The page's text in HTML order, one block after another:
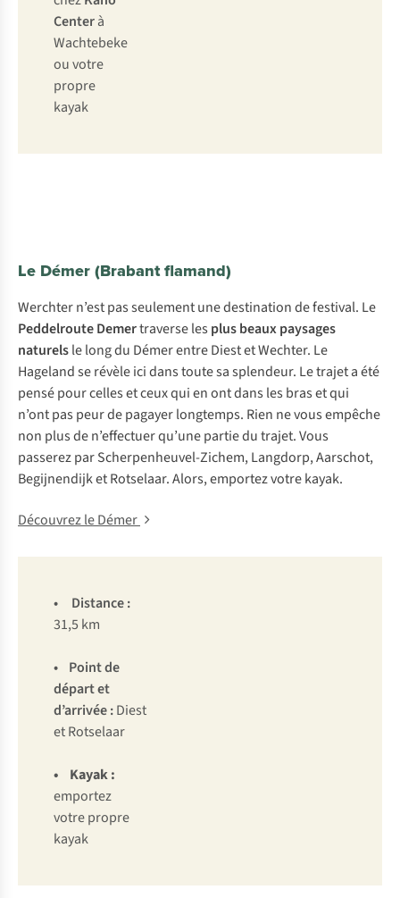
Centerà
Wachtebeke
ou votre
propre
kayak
Le Démer (Brabant flamand)
Werchter n’est pas seulement une destination de festival. Le
Peddelroute Demertraverse les plus beaux paysages
naturelsle long du Démer entre Diest et Wechter. Le
Hageland se révèle ici dans toute sa splendeur. Le trajet a été
pensé pour celles et ceux qui en ont dans les bras et qui
n’ont pas peur de pagayer longtemps. Rien ne vous empêche
non plus de n’effectuer qu’une partie du trajet. Vous
passerez par Scherpenheuvel-Zichem, Langdorp, Aarschot,
Begijnendijk et Rotselaar. Alors, emportez votre kayak.
Découvrez le Démer
• Distance:
31,5 km
• Point de
départ et
d’arrivée:Diest
et Rotselaar
• Kayak :
emportez
votre propre
kayak